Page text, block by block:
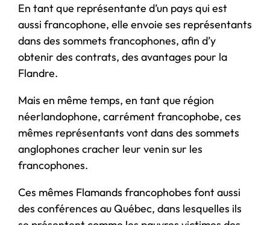
En tant que représentante d’un pays qui est
aussi francophone, elle envoie ses représentants
dans des sommets francophones, afin d’y
obtenir des contrats, des avantages pour la
Flandre.
Mais en même temps, en tant que région
néerlandophone, carrément francophobe, ces
mêmes représentants vont dans des sommets
anglophones cracher leur venin sur les
francophones.
Ces mêmes Flamands francophobes font aussi
des conférences au Québec, dans lesquelles ils